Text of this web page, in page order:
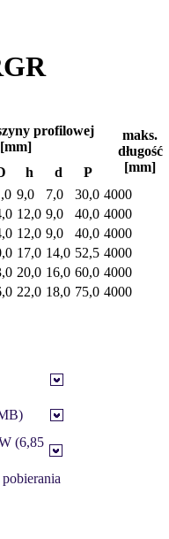
profilowej
[mm]
maks.
długość
[mm]
h d
P
9,0 7,0 30,0 4000
12,0 9,0 40,0 4000
12,0 9,0 40,0 4000
17,0 14,0 52,5 4000
20,0 16,0 60,0 4000
22,0 18,0 75,0 4000
(6,85